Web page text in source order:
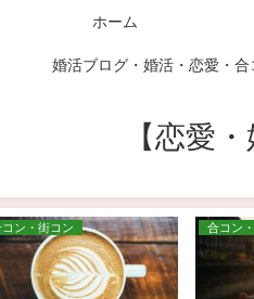
婚活ブログ・婚活・恋愛・
【恋愛
ホーム
コン・街コン 合コン